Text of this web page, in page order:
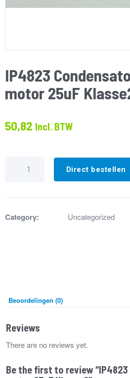
IP4823
motor 25uF
50,82 Incl. BTW
Condensator
aantal
Direct bestellen
Category: Uncategorized
Beoordelingen (0)
Reviews
There are no reviews yet.
Be the first to review